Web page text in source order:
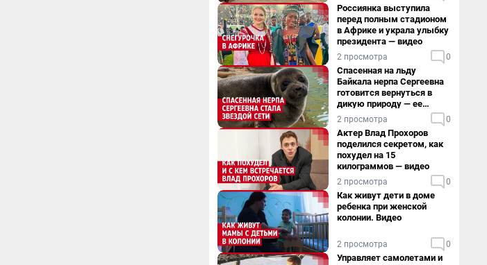
Россиянка выступила
перед полным стадионом
в Африке и украла улыбку
президента — видео
2 просмотра 0
Спасенная на льду
Байкала нерпа Сергеевна
готовится вернуться в
дикую природу — ее
видеоистория
2 просмотра 0
Актер Влад Прохоров
поделился секретом, как
похудел на 15
килограммов — видео
2 просмотра 0
Как живут дети в доме
ребенка при женской
колонии. Видео
2 просмотра 0
Управляет самолетами и